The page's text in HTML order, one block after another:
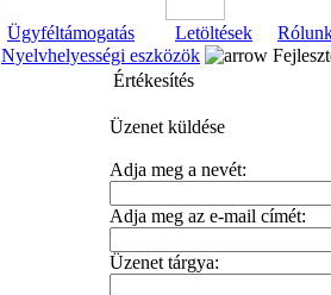
Ügyféltámogatás Letöltések
Nyelvhelyességi eszközök
Értékesítés
Üzenet küldése
Adja meg a nevét:
Adja meg az e-mail címét:
Üzenet tárgya: